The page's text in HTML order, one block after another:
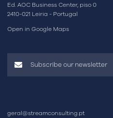
Ed. AOC Business Center, piso 0
2410-021 Leiria - Portugal
Open in Google Maps
geral@streamconsulting.pt